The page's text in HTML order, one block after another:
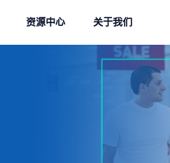
资源中心 关于我们